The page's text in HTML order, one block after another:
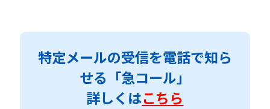
特定メールの受信を電話で知ら
せる「急コール」
詳しくはこちら